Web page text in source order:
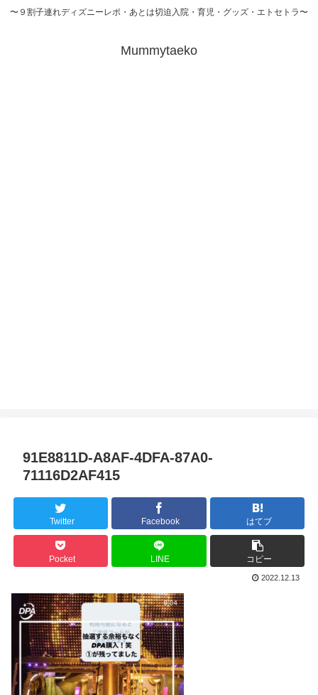
〜９割子連れディズニーレポ・あとは切迫入院・育児・グッズ・エトセトラ〜
Mummytaeko
91E8811D-A8AF-4DFA-87A0-
71116D2AF415
Twitter Facebook はてブ
Pocket LINE コピー
2022.12.13